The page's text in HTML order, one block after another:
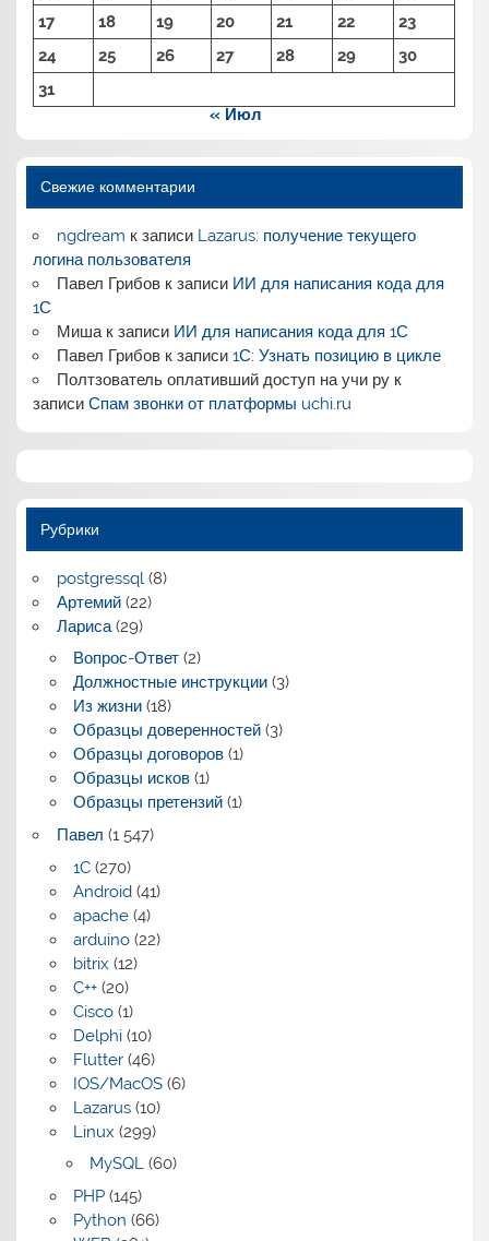
17
18 19 20 21 22
23
24
25 26 27 28 29
30
31
« Июл
Свежие комментарии
ngdream к записи Lazarus: получение текущего
логина пользователя
Павел Грибовк записи ИИ для написания кода для
1С
Мишак записи ИИ для написания кода для 1С
Павел Грибовк записи 1С: Узнать позицию в цикле
Полтзователь оплативший доступ на учи рук
записиСпам звонки от платформы uchi.ru
Рубрики
postgressql(8)
Артемий(22)
Лариса(29)
Вопрос-Ответ(2)
Должностные инструкции(3)
Из жизни(18)
Образцы доверенностей(3)
Образцы договоров(1)
Образцы исков(1)
Образцы претензий(1)
Павел (1 547)
1C(270)
Android(41)
apache(4)
arduino(22)
bitrix (12)
C++(20)
Cisco(1)
Delphi(10)
Flutter(46)
IOS/MacOS(6)
Lazarus(10)
Linux (299)
MySQL(60)
PHP(145)
Python (66)